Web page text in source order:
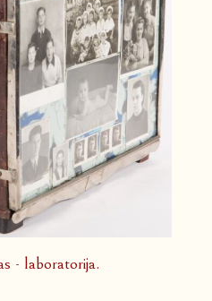
- laboratorija.